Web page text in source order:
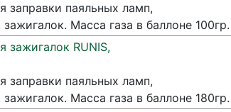
заправки паяльных ламп,
Масса газа в баллоне 100гр.
зажигалок RUNIS,
заправки паяльных ламп,
Масса газа в баллоне 180гр.